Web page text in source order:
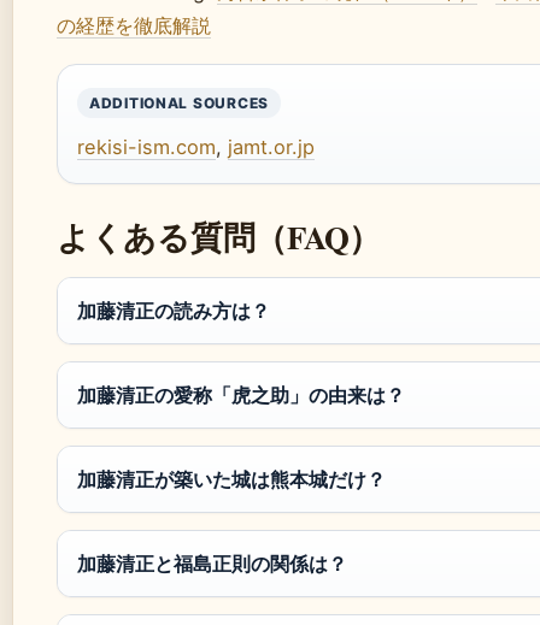
の経歴を徹底解説
ADDITIONAL SOURCES
rekisi-ism.com, jamt.or.jp
よくある質問（FAQ）
加藤清正の読み方は？
加藤清正の愛称「虎之助」の由来は？
加藤清正が築いた城は熊本城だけ？
加藤清正と福島正則の関係は？